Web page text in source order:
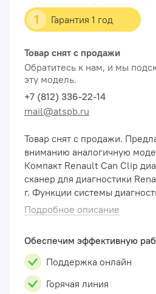
1 Гарантия 1 год
Товар снят с продажи.
вниманию аналогичную
Компакт Renault Can Clip диагностический
сканер для диагностики
г. Функции системы диагностики Renault CAN
Clip: Отображает всю информацию о любом
автомобиле Renault; Автоматическое
Подробное описание
Обеспечим эффективную
Поддержка онлайн
Горячая линия
Товар снят с продажи
Обратитесь к нам, и мы
эту модель.
+7 (812) 336-22-14
mail@atspb.ru